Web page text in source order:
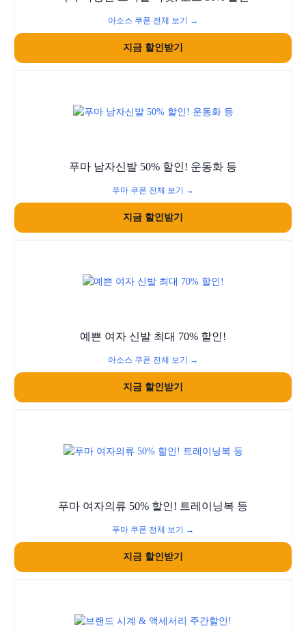
아소스 쿠폰 전체 보기 →
지금 할인받기
푸마 남자신발 50% 할인! 운동화 등
푸마 쿠폰 전체 보기 →
지금 할인받기
예쁜 여자 신발 최대 70% 할인!
아소스 쿠폰 전체 보기 →
지금 할인받기
푸마 여자의류 50% 할인! 트레이닝복 등
푸마 쿠폰 전체 보기 →
지금 할인받기